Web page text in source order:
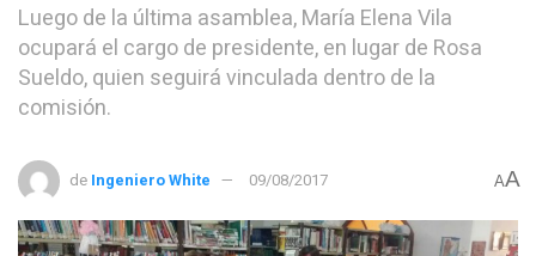
Luego de la última asamblea, María Elena Vila
ocupará el cargo de presidente, en lugar de Rosa
Sueldo, quien seguirá vinculada dentro de la
comisión.
de Ingeniero White 09/08/2017 AA